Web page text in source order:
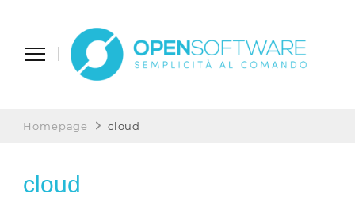
Homepage cloud
cloud